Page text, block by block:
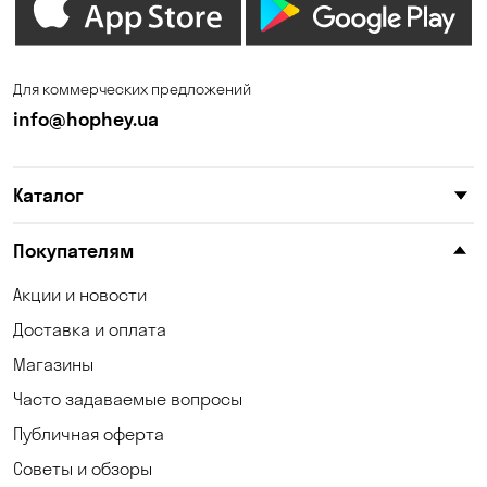
Ирпень Калиновка
Карнауховка
Котовка
Кременчуг
Кривуши
Кушугум
Лесники
Для коммерческих предложений
info@hophey.ua
Каталог
Покупателям
Акции и новости
Доставка и оплата
Магазины
Часто задаваемые вопросы
Публичная оферта
Советы и обзоры